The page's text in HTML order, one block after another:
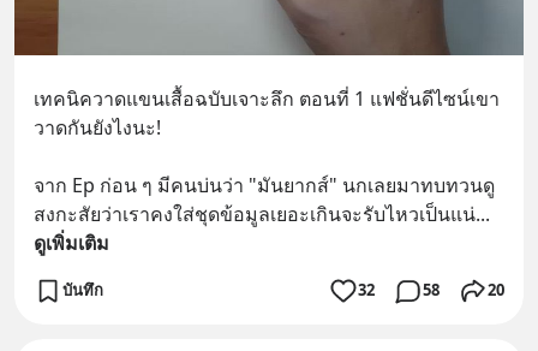
เทคนิควาดแขนเสื้อฉบับเจาะลึก ตอนที่ 1 แฟชั่นดีไซน์เขา
วาดกันยังไงนะ!
จาก Ep ก่อน ๆ มีคนบ่นว่า "มันยากส์" นกเลยมาทบทวนดู
สงกะสัยว่าเราคงใส่ชุดข้อมูลเยอะเกินจะรับไหวเป็นแน่...
ดูเพิ่มเติม
บันทึก 32 58 20